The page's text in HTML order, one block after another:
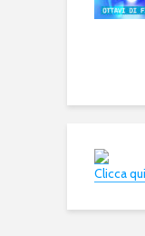
Clicca